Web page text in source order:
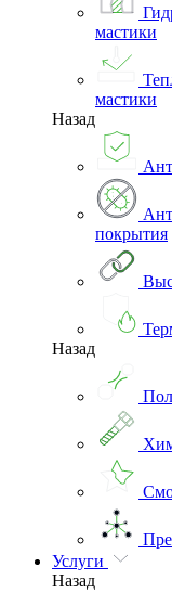
мастики
мастики
Назад
покрытия
Назад
Услуги
Назад